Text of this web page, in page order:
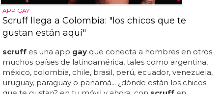
APP GAY
Scruff llega a Colombia: "los chicos que te
gustan están aquí"
scruff es una app gay que conecta a hombres en otros
muchos países de latinoamérica, tales como argentina,
méxico, colombia, chile, brasil, perú, ecuador, venezuela,
uruguay, paraguay o panamá... ¿dónde están los chicos